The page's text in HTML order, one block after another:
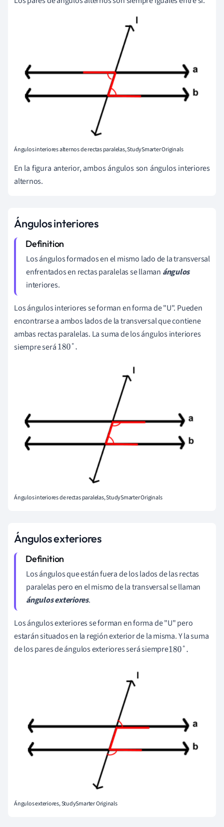
Ángulos interiores alternos de rectas paralelas, StudySmarter Originals
En la figura anterior, ambos ángulos son ángulos interiores
alternos.
Ángulos interiores
Los ángulos formados en el mismo lado de la transversal
enfrentados en rectas paralelas se llaman ángulos
interiores.
Los ángulos interiores se forman en forma de "U". Pueden
encontrarse a ambos lados de la transversal que contiene
ambas rectas paralelas. La suma de los ángulos interiores
siempre será180°
Ángulos interiores de rectas paralelas, StudySmarter Originals
Ángulos exteriores
Los ángulos que están fuera de los lados de las rectas
paralelas pero en el mismo de la transversal se llaman
ángulos exteriores.
Los ángulos exteriores se forman en forma de "U" pero
estarán situados en la región exterior de la misma. Y la suma
de los pares de ángulos exteriores será siempre180°.
Ángulos exteriores, StudySmarter Originals